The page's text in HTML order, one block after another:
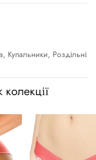
Купальники, Роздільні